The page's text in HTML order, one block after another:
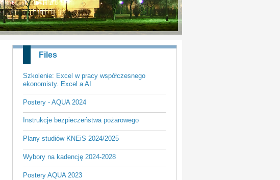
Files
Szkolenie: Excel w pracy współczesnego
ekonomisty. Excel a AI
Postery - AQUA 2024
Instrukcje bezpieczeństwa pożarowego
Plany studiów KNEiS 2024/2025
Wybory na kadencję 2024-2028
Postery AQUA 2023